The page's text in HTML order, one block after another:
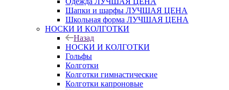
Шапки и шарфы ЛУЧШАЯ ЦЕНА
Школьная форма ЛУЧШАЯ ЦЕНА
НОСКИ И КОЛГОТКИ
Назад
НОСКИ И КОЛГОТКИ
Гольфы
Колготки
Колготки гимнастические
Колготки капроновые